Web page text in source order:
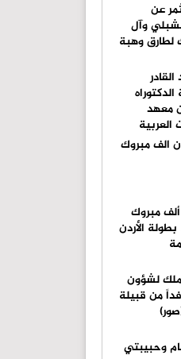
عن
وآل
لطارق وهبة
معهد
العربية
الف مبروك
مبروك
الأردن
لشؤون
من قبيلة
وحبيبتي